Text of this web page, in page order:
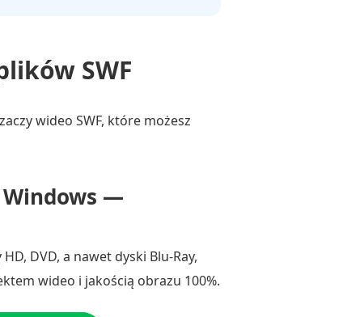
SWF
wideo SWF, które możesz
Windows —
DVD, a nawet dyski Blu-Ray,
wideo i jakością obrazu 100%.